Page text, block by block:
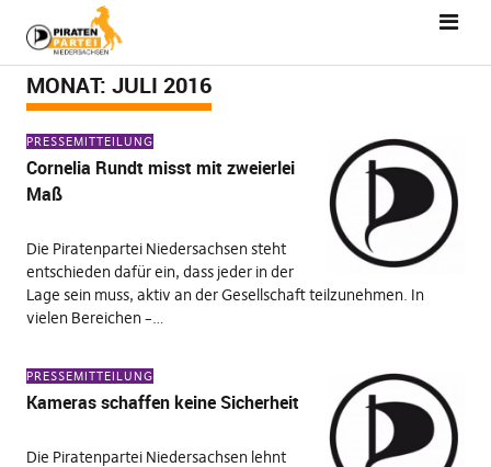
MONAT: JULI 2016
PRESSEMITTEILUNG
Cornelia Rundt misst mit zweierlei
Maß
Die Piratenpartei Niedersachsen steht
entschieden dafür ein, dass jeder in der
Lage sein muss, aktiv an der Gesellschaft teilzunehmen. In
vielen Bereichen –…
PRESSEMITTEILUNG
Kameras schaffen keine Sicherheit
Die Piratenpartei Niedersachsen lehnt